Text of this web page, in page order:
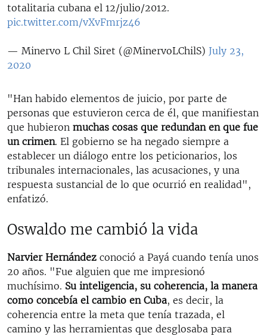
totalitaria cubana el 12/julio/2012.
pic.twitter.com/vXvFmrjz46
— Minervo L Chil Siret (@MinervoLChilS) July 23,
2020
"Han habido elementos de juicio, por parte de
personas que estuvieron cerca de él, que manifiestan
que hubieron muchas cosas que redundan en que fue
un crimen. El gobierno se ha negado siempre a
establecer un diálogo entre los peticionarios, los
tribunales internacionales, las acusaciones, y una
respuesta sustancial de lo que ocurrió en realidad",
enfatizó.
Oswaldo me cambió la vida
Narvier Hernández conoció a Payá cuando tenía unos
20 años. "Fue alguien que me impresionó
muchísimo. Su inteligencia, su coherencia, la manera
como concebía el cambio en Cuba, es decir, la
coherencia entre la meta que tenía trazada, el
camino y las herramientas que desglosaba para